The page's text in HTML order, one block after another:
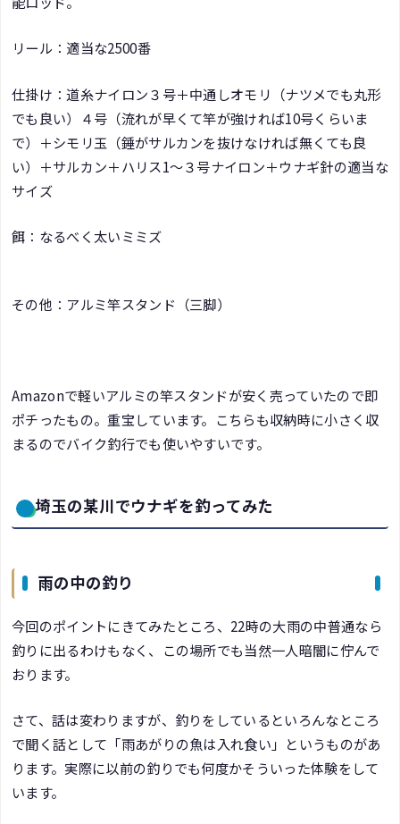
リール：適当な2500番
仕掛け：道糸ナイロン３号＋中通しオモリ（ナツメでも丸形
でも良い）４号（流れが早くて竿が強ければ10号くらいま
で）＋シモリ玉（錘がサルカンを抜けなければ無くても良
い）＋サルカン＋ハリス1～３号ナイロン＋ウナギ針の適当な
サイズ
餌：なるべく太いミミズ
その他：アルミ竿スタンド（三脚）
Amazonで軽いアルミの竿スタンドが安く売っていたので即
ポチったもの。重宝しています。こちらも収納時に小さく収
まるのでバイク釣行でも使いやすいです。
埼玉の某川でウナギを釣ってみた
雨の中の釣り
今回のポイントにきてみたところ、22時の大雨の中普通なら
釣りに出るわけもなく、この場所でも当然一人暗闇に佇んで
おります。
さて、話は変わりますが、釣りをしているといろんなところ
で聞く話として「雨あがりの魚は入れ食い」というものがあ
ります。実際に以前の釣りでも何度かそういった体験をして
います。